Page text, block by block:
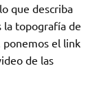
que describa
la topografía de
ponemos el link
de las